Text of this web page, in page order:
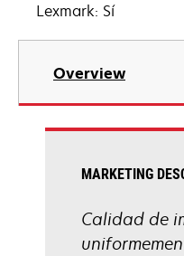
Lexmark: Sí
Overview
MARKETING
Calidad de